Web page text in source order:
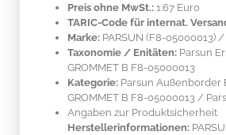
Preis ohne MwSt.: 1.67 Euro
TARIC-Code für internat.
Marke: PARSUN (F8-05000013) /
Taxonomie / Enitäten: Parsun
GROMMET B F8-05000013
Kategorie: Parsun Außenborder
GROMMET B F8-05000013 /
Angaben zur Produktsicherheit
Herstellerinformationen: